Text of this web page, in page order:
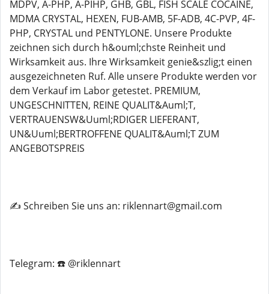
MDPV, A-PHP, A-PIHP, GHB, GBL, FISH SCALE COCAINE,
MDMA CRYSTAL, HEXEN, FUB-AMB, 5F-ADB, 4C-PVP, 4F-
PHP, CRYSTAL und PENTYLONE. Unsere Produkte
zeichnen sich durch h&ouml;chste Reinheit und
Wirksamkeit aus. Ihre Wirksamkeit genie&szlig;t einen
ausgezeichneten Ruf. Alle unsere Produkte werden vor
dem Verkauf im Labor getestet. PREMIUM,
UNGESCHNITTEN, REINE QUALIT&Auml;T,
VERTRAUENSW&Uuml;RDIGER LIEFERANT,
UN&Uuml;BERTROFFENE QUALIT&Auml;T ZUM
ANGEBOTSPREIS
✍️ Schreiben Sie uns an: riklennart@gmail.com
Telegram: ☎️ @riklennart